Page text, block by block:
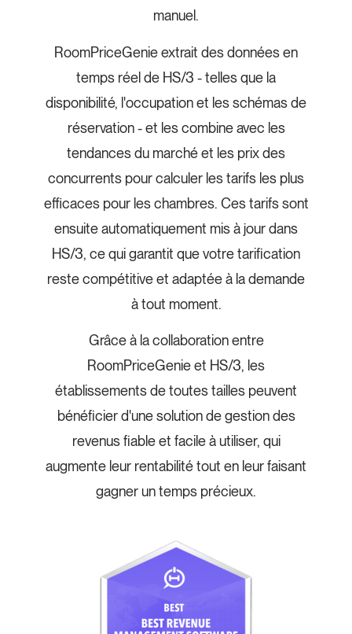
manuel.
RoomPriceGenie extrait des données en
temps réel de HS/3 - telles que la
disponibilité, l'occupation et les schémas de
réservation - et les combine avec les
tendances du marché et les prix des
concurrents pour calculer les tarifs les plus
efficaces pour les chambres. Ces tarifs sont
ensuite automatiquement mis à jour dans
HS/3, ce qui garantit que votre tarification
reste compétitive et adaptée à la demande
à tout moment.
Grâce à la collaboration entre
RoomPriceGenie et HS/3, les
établissements de toutes tailles peuvent
bénéficier d'une solution de gestion des
revenus fiable et facile à utiliser, qui
augmente leur rentabilité tout en leur faisant
gagner un temps précieux.